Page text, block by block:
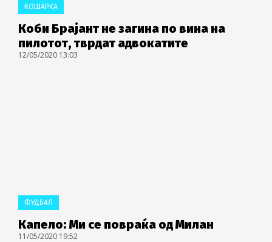
КОШАРКА
Коби Брајант не загина по вина на
пилотот, тврдат адвокатите
12/05/2020 13:03
ФУДБАЛ
Капело: Ми се повраќа од Милан
11/05/2020 19:52